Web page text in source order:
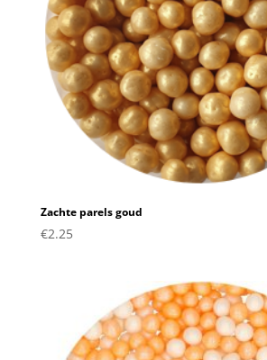
Zachte parels goud
€2.25